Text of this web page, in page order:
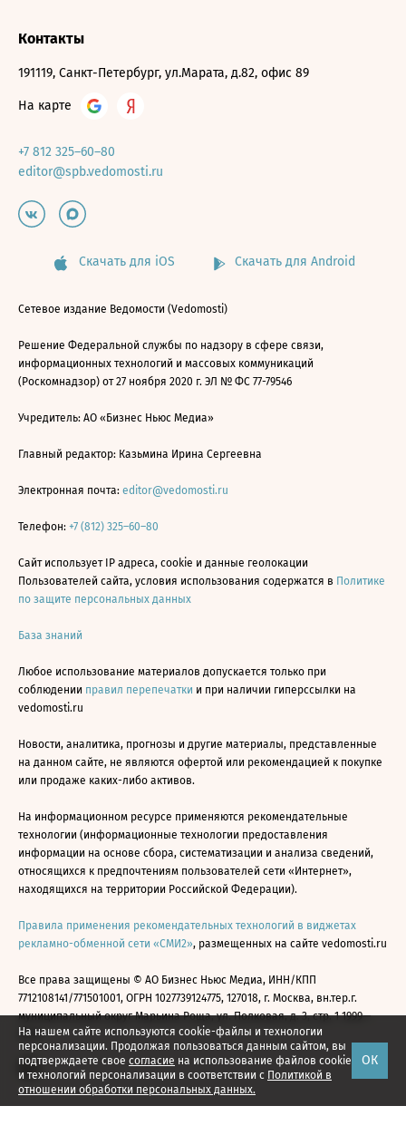
На нашем сайте используются cookie-файлы и технологии
персонализации. Продолжая пользоваться данным сайтом, вы
подтверждаете свое согласие на использование файлов cookie
и технологий персонализации в соответствии с Политикой в
отношении обработки персональных данных.
ОК
Контакты
191119, Санкт-Петербург, ул.Марата, д.82, офис 89
На карте
+7 812 325–60–80
editor@spb.vedomosti.ru
Скачать для iOS Скачать для Android
Сетевое издание Ведомости (Vedomosti)
Решение Федеральной службы по надзору в сфере связи,
информационных технологий и массовых коммуникаций
(Роскомнадзор) от 27 ноября 2020 г. ЭЛ № ФС 77-79546
Учредитель: АО «Бизнес Ньюс Медиа»
Главный редактор: Казьмина Ирина Сергеевна
Электронная почта: editor@vedomosti.ru
Телефон: +7 (812) 325–60–80
Сайт использует IP адреса, cookie и данные геолокации
Пользователей сайта, условия использования содержатся в Политике
по защите персональных данных
База знаний
Любое использование материалов допускается только при
соблюдении правил перепечатки и при наличии гиперссылки на
vedomosti.ru
Новости, аналитика, прогнозы и другие материалы, представленные
на данном сайте, не являются офертой или рекомендацией к покупке
или продаже каких-либо активов.
На информационном ресурсе применяются рекомендательные
технологии (информационные технологии предоставления
информации на основе сбора, систематизации и анализа сведений,
относящихся к предпочтениям пользователей сети «Интернет»,
находящихся на территории Российской Федерации).
Правила применения рекомендательных технологий в виджетах
рекламно-обменной сети «СМИ2», размещенных на сайте vedomosti.ru
Все права защищены © АО Бизнес Ньюс Медиа, ИНН/КПП
7712108141/771501001, ОГРН 1027739124775, 127018, г. Москва, вн.тер.г.
муниципальный округ Марьина Роща, ул. Полковая, д. 3, стр. 1 1999—
2026